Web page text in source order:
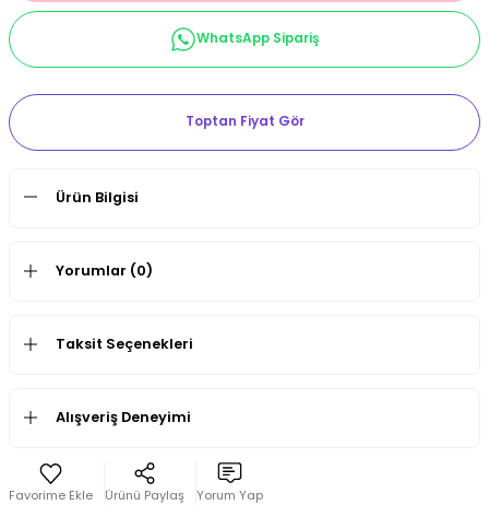
WhatsApp Sipariş
Toptan Fiyat Gör
Ürün Bilgisi
Yorumlar (0)
Taksit Seçenekleri
Alışveriş Deneyimi
Ürünü Paylaş Yorum Yap